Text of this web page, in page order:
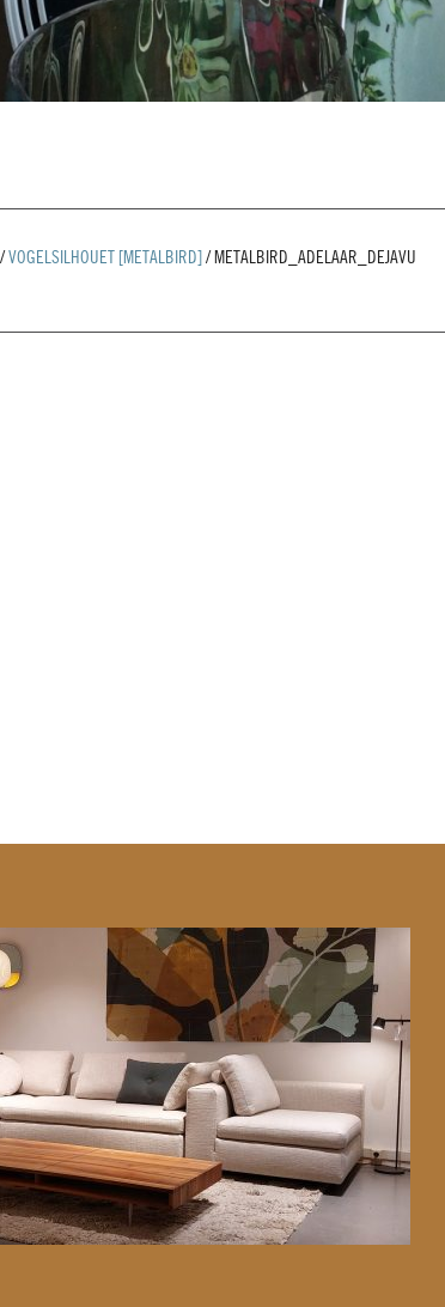
/ VOGELSILHOUET [METALBIRD] / METALBIRD_ADELAAR_DEJAVU